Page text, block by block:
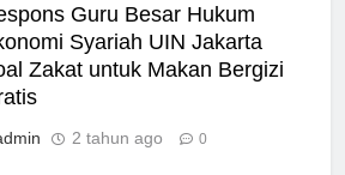
Guru Besar Hukum
Syariah UIN Jakarta
Zakat untuk Makan Bergizi
2 tahun ago 0